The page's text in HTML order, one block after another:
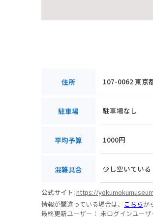
住所 107-0062 東京
駐車場 駐車場なし
平均予算 1000円
混雑具合 少し空いている
公式サイト:https://
情報が間違っている場合は、 こちらか
最終更新ユーザー： 未ログインユーザ